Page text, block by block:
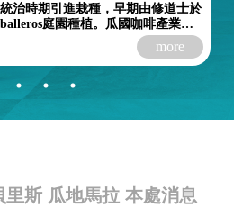
治時期引進栽種，早期由修道士於
庭園種植。瓜國咖啡產業自
more
里斯 瓜地馬拉 本處消息